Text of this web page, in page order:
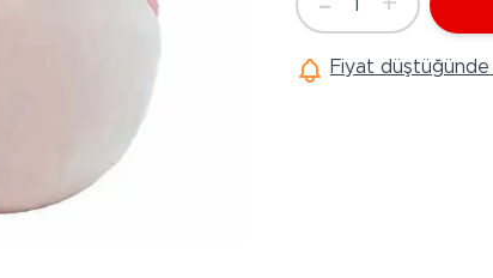
Hobi Oyuncakları
Sihirbazlık Setleri
Çeşitli Eğlence Oyuncakları
El İşi Setleri
Adet
1
Fiyat